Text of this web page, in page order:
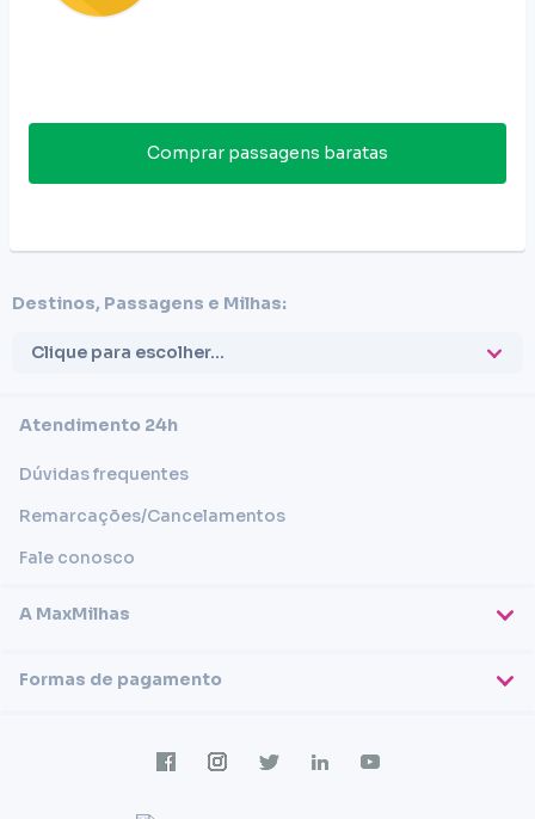
Comprar passagens baratas
Destinos, Passagens e Milhas:
Clique para escolher...
A MaxMilhas
Atendimento 24h
Dúvidas frequentes
Remarcações/Cancelamentos
Fale conosco
Formas de pagamento